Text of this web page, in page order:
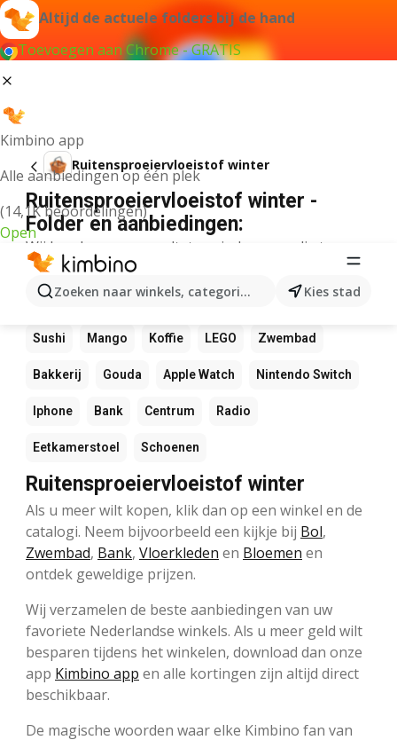
Altijd de actuele folders bij de hand
Toevoegen aan Chrome - GRATIS
Kimbino app
Alle aanbiedingen op één plek
(14,1K beoordelingen)
Open
Zoeken naar winkels, categorieën, producten...
Kies stad
Ruitensproeiervloeistof winter
Ruitensproeiervloeistof winter -
Folder en aanbiedingen:
Wij konden geen resultaten vinden voor die term.
Andere favoriete producten
NOS Rekenmachine Pizza
Sushi Mango Koffie LEGO Zwembad
Bakkerij Gouda Apple Watch Nintendo Switch
Iphone Bank Centrum Radio
Eetkamerstoel Schoenen
Ruitensproeiervloeistof winter
Als u meer wilt kopen, klik dan op een winkel en de
catalogi. Neem bijvoorbeeld een kijkje bij Bol,
Zwembad, Bank, Vloerkleden en Bloemen en
ontdek geweldige prijzen.
Wij verzamelen de beste aanbiedingen van uw
favoriete Nederlandse winkels. Als u meer geld wilt
besparen tijdens het winkelen, download dan onze
app Kimbino app en alle kortingen zijn altijd direct
beschikbaar.
De magische woorden waar elke Kimbino fan van